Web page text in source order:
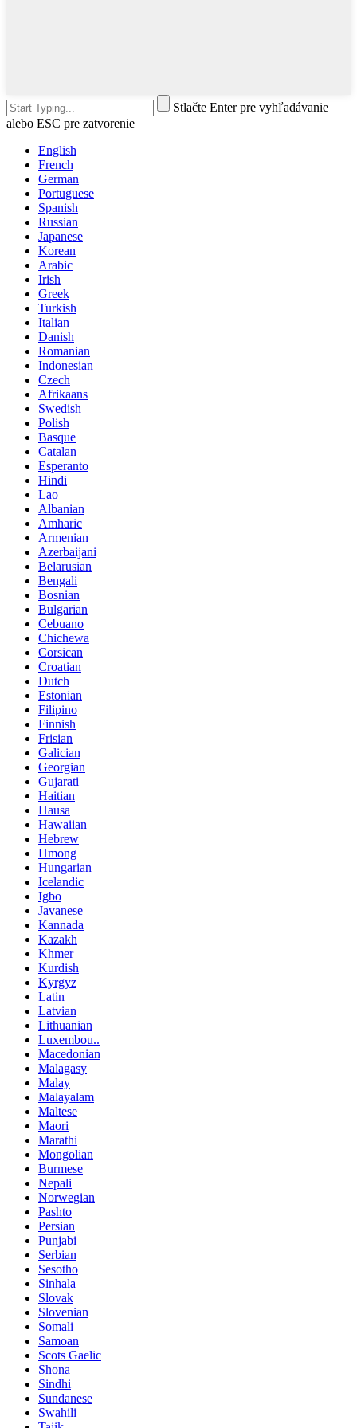
Stlačte Enter pre vyhľadávanie
alebo ESC pre zatvorenie
English
French
German
Portuguese
Spanish
Russian
Japanese
Korean
Arabic
Irish
Greek
Turkish
Italian
Danish
Romanian
Indonesian
Czech
Afrikaans
Swedish
Polish
Basque
Catalan
Esperanto
Hindi
Lao
Albanian
Amharic
Armenian
Azerbaijani
Belarusian
Bengali
Bosnian
Bulgarian
Cebuano
Chichewa
Corsican
Croatian
Dutch
Estonian
Filipino
Finnish
Frisian
Galician
Georgian
Gujarati
Haitian
Hausa
Hawaiian
Hebrew
Hmong
Hungarian
Icelandic
Igbo
Javanese
Kannada
Kazakh
Khmer
Kurdish
Kyrgyz
Latin
Latvian
Lithuanian
Luxembou..
Macedonian
Malagasy
Malay
Malayalam
Maltese
Maori
Marathi
Mongolian
Burmese
Nepali
Norwegian
Pashto
Persian
Punjabi
Serbian
Sesotho
Sinhala
Slovak
Slovenian
Somali
Samoan
Scots Gaelic
Shona
Sindhi
Sundanese
Swahili